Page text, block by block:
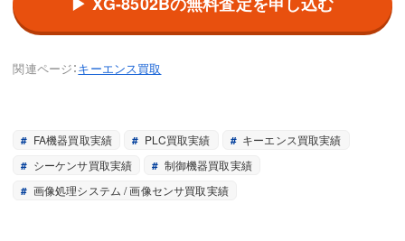
関連ページ：キーエンス買取
FA機器買取実績 PLC買取実績
キーエンス買取実績
シーケンサ買取実績
制御機器買取実績
画像処理システム / 画像センサ買取実績